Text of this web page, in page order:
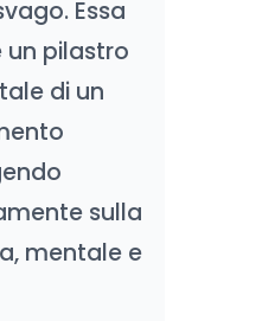
Essa
pilastro
di un
sulla
mentale e